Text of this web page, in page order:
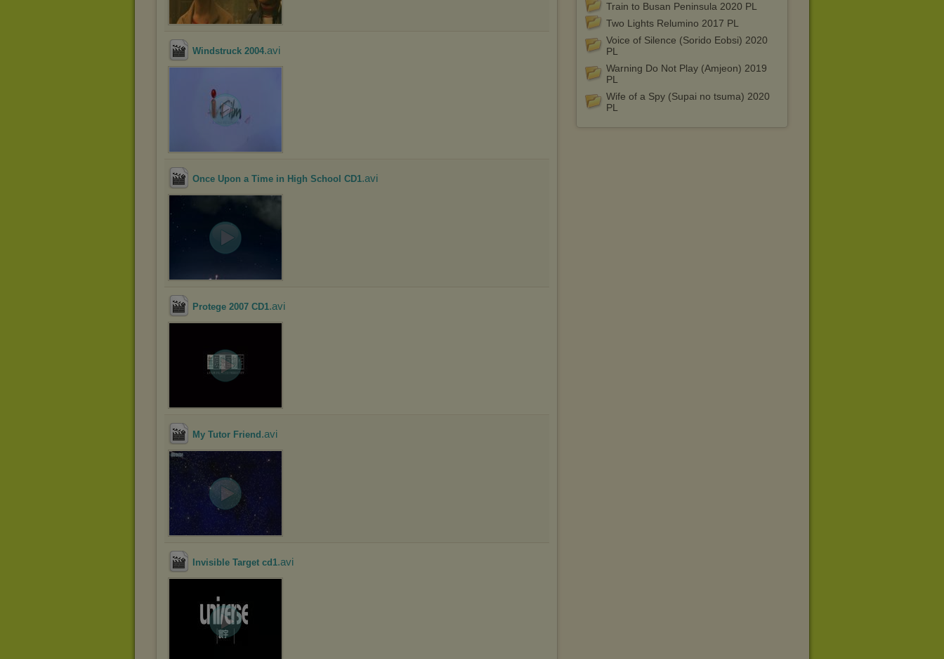
Wyrażenie sprzeciwu spowoduje, że wyświetlana Ci reklama nie
będzie dopasowana do Twoich preferencji, a będzie to reklama
Istnieje możliwość zmiany ustawień przeglądarki internetowej w
sposób uniemożliwiający przechowywanie plików cookies na
urządzeniu końcowym. Można również usunąć pliki cookies,
Train to Busan Peninsula 2020 PL
Two Lights Relumino 2017 PL
Voice of Silence (Sorido Eobsi) 2020
PL
Warning Do Not Play (Amjeon) 2019
PL
Wife of a Spy (Supai no tsuma) 2020
PL
Windstruck 2004.avi
Once Upon a Time in High School CD1.avi
Protege 2007 CD1.avi
My Tutor Friend .avi
Invisible Target cd1.avi